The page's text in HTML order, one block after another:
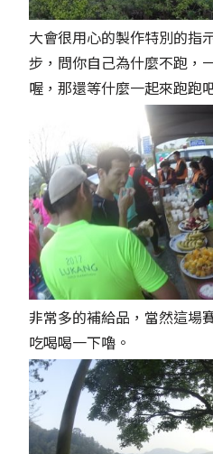
大會很用心的製作特別的指
步，問你自己為什麼不跑，
喔，那還等什麼一起來跑跑
非常多的補給品，當然這場
吃喝喝一下嚕。